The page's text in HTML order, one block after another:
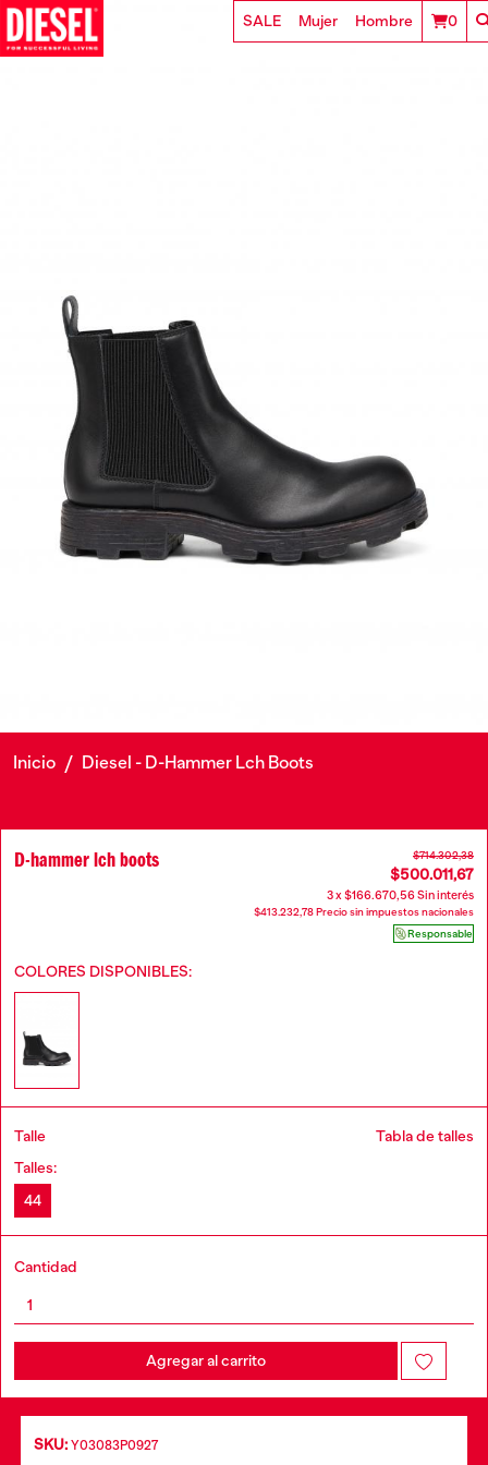
SALE Mujer Hombre 0
Inicio / Diesel - D-Hammer Lch Boots
D-hammer lch boots $714.302,38
$500.011,67
3 x $166.670,56 Sin interés
$413.232,78 Precio sin impuestos nacionales
Responsable
COLORES DISPONIBLES:
Talle
Tabla de talles
Talles:
44
Cantidad
Agregar al carrito
SKU: Y03083P0927